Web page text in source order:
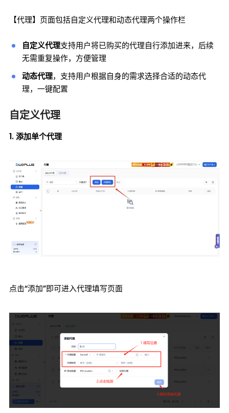
【代理】页面包括自定义代理和动态代理两个操作栏
自定义代理支持用户将已购买的代理自行添加进来，后续
无需重复操作，方便管理
动态代理，支持用户根据自身的需求选择合适的动态代
理，一键配置
自定义代理
1. 添加单个代理
点击“添加”即可进入代理填写页面